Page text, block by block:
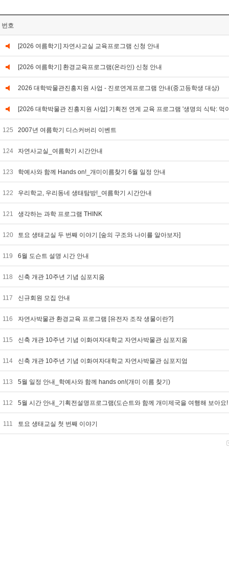
번호
[2026 여름학기] 자연사교실 교육프로그램 신청 안내
[2026 여름학기] 환경교육프로그램(온라인) 신청 안내
2026 대학박물관진흥지원 사업 - 진로연계프로그램 안내(중고등학생 대상)
[2026 대학박물관 진흥지원 사업] 기획전 연계 교육 프로그램 '생명의 식탁: 먹
125 2007년 여름학기 디스커버리 이벤트
124 자연사교실_여름학기 시간안내
123 학예사와 함께 Hands on!_개미이름찾기 6월 일정 안내
122 우리학교, 우리동네 생태탐방!_여름학기 시간안내
121 생각하는 과학 프로그램 THINK
120 토요 생태교실 두 번째 이야기 [숲의 구조와 나이를 알아보자]
119 6월 도슨트 설명 시간 안내
118 신축 개관 10주년 기념 심포지움
117 신규회원 모집 안내
116 자연사박물관 환경교육 프로그램 [유전자 조작 생물이란?]
115 신축 개관 10주년 기념 이화여자대학교 자연사박물관 심포지움
114 신축 개관 10주년 기념 이화여자대학교 자연사박물관 심포지엄
113 5월 일정 안내_학예사와 함께 hands on!(개미 이름 찾기)
112 5월 시간 안내_기획전설명프로그램(도슨트와 함께 개미제국을 여행해 보아요
111 토요 생태교실 첫 번째 이야기